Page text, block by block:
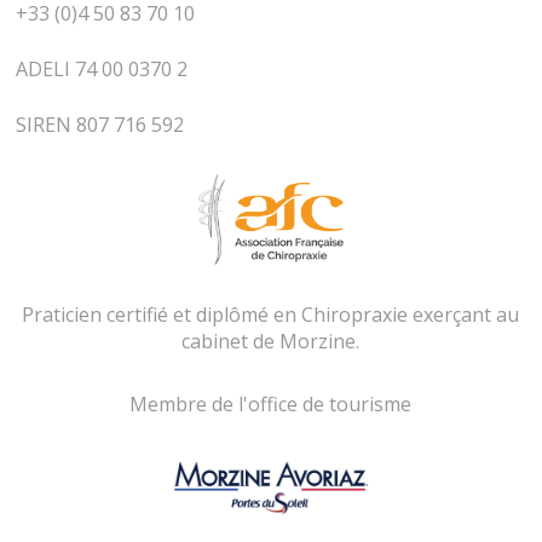
+33 (0)4 50 83 70 10
ADELI 74 00 0370 2
SIREN 807 716 592
Praticien certifié et diplômé en Chiropraxie exerçant au
cabinet de Morzine.
Membre de l'office de tourisme